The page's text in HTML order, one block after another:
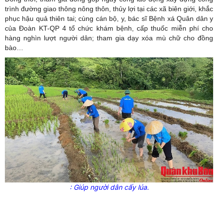
trình đường giao thông nông thôn, thủy lợi tại các xã biên giới, khắc
phục hậu quả thiên tai; cùng cán bộ, y, bác sĩ Bệnh xá Quân dân y
của Đoàn KT-QP 4 tổ chức khám bệnh, cấp thuốc miễn phí cho
hàng nghìn lượt người dân; tham gia dạy xóa mù chữ cho đồng
bào…
: Giúp người dân cấy lúa.